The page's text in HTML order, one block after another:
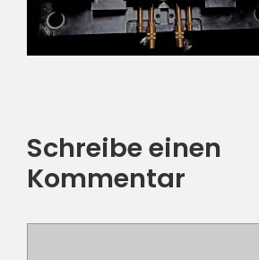
Schreibe einen
Kommentar